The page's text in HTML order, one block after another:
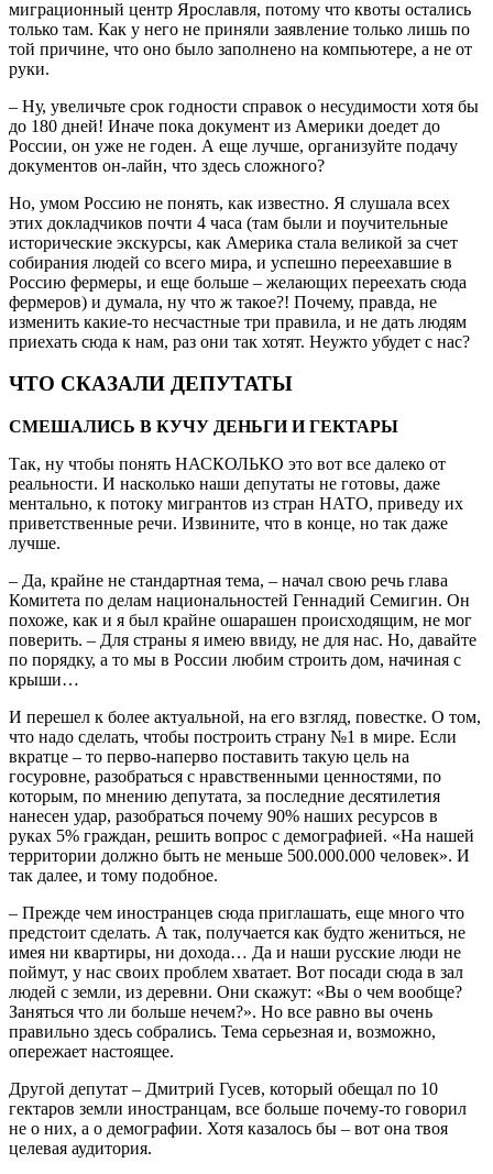
миграционный центр Ярославля, потому что квоты остались
только там. Как у него не приняли заявление только лишь по
той причине, что оно было заполнено на компьютере, а не от
руки.
– Ну, увеличьте срок годности справок о несудимости хотя бы
до 180 дней! Иначе пока документ из Америки доедет до
России, он уже не годен. А еще лучше, организуйте подачу
документов он-лайн, что здесь сложного?
Но, умом Россию не понять, как известно. Я слушала всех
этих докладчиков почти 4 часа (там были и поучительные
исторические экскурсы, как Америка стала великой за счет
собирания людей со всего мира, и успешно переехавшие в
Россию фермеры, и еще больше – желающих переехать сюда
фермеров) и думала, ну что ж такое?! Почему, правда, не
изменить какие-то несчастные три правила, и не дать людям
приехать сюда к нам, раз они так хотят. Неужто убудет с нас?
ЧТО СКАЗАЛИ ДЕПУТАТЫ
СМЕШАЛИСЬ В КУЧУ ДЕНЬГИ И ГЕКТАРЫ
Так, ну чтобы понять НАСКОЛЬКО это вот все далеко от
реальности. И насколько наши депутаты не готовы, даже
ментально, к потоку мигрантов из стран НАТО, приведу их
приветственные речи. Извините, что в конце, но так даже
лучше.
– Да, крайне не стандартная тема, – начал свою речь глава
Комитета по делам национальностей Геннадий Семигин. Он
похоже, как и я был крайне ошарашен происходящим, не мог
поверить. – Для страны я имею ввиду, не для нас. Но, давайте
по порядку, а то мы в России любим строить дом, начиная с
крыши…
И перешел к более актуальной, на его взгляд, повестке. О том,
что надо сделать, чтобы построить страну №1 в мире. Если
вкратце – то перво-наперво поставить такую цель на
госуровне, разобраться с нравственными ценностями, по
которым, по мнению депутата, за последние десятилетия
нанесен удар, разобраться почему 90% наших ресурсов в
руках 5% граждан, решить вопрос с демографией. «На нашей
территории должно быть не меньше 500.000.000 человек». И
так далее, и тому подобное.
– Прежде чем иностранцев сюда приглашать, еще много что
предстоит сделать. А так, получается как будто жениться, не
имея ни квартиры, ни дохода… Да и наши русские люди не
поймут, у нас своих проблем хватает. Вот посади сюда в зал
людей с земли, из деревни. Они скажут: «Вы о чем вообще?
Заняться что ли больше нечем?». Но все равно вы очень
правильно здесь собрались. Тема серьезная и, возможно,
опережает настоящее.
Другой депутат – Дмитрий Гусев, который обещал по 10
гектаров земли иностранцам, все больше почему-то говорил
не о них, а о демографии. Хотя казалось бы – вот она твоя
целевая аудитория.